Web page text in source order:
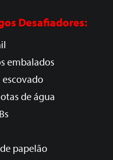
Desafiadores:
embalados
de água
papelão